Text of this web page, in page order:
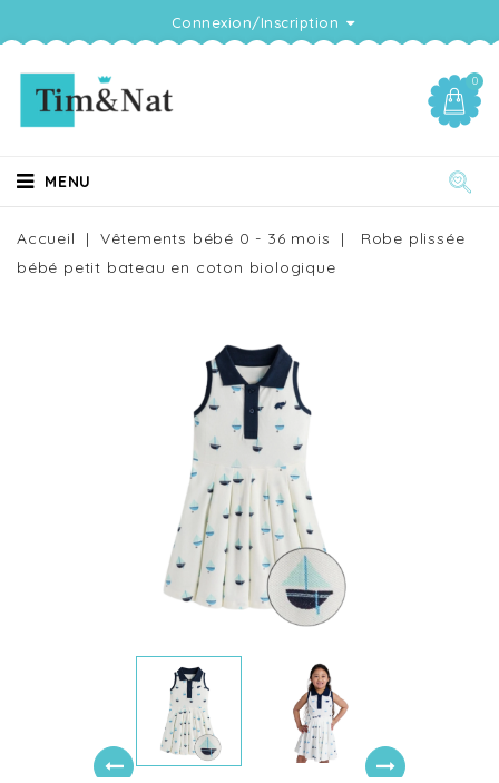
Connexion/Inscription
0
MENU
Accueil Vêtements bébé 0 - 36 mois
Robe plissée
bébé petit bateau en coton biologique